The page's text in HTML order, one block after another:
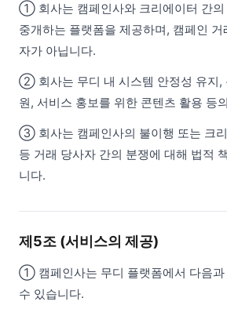
① 회사는 캠페인사와 크리에이터 간의
중개하는 플랫폼을 제공하며, 캠페인
자가 아닙니다.
② 회사는 무디 내 시스템 안정성 유지,
원, 서비스 홍보를 위한 콘텐츠 활용 등
③ 회사는 캠페인사의 불이행 또는 크
등 거래 당사자 간의 분쟁에 대해 법적
니다.
제5조 (서비스의 제공)
① 캠페인사는 무디 플랫폼에서 다음과
수 있습니다.